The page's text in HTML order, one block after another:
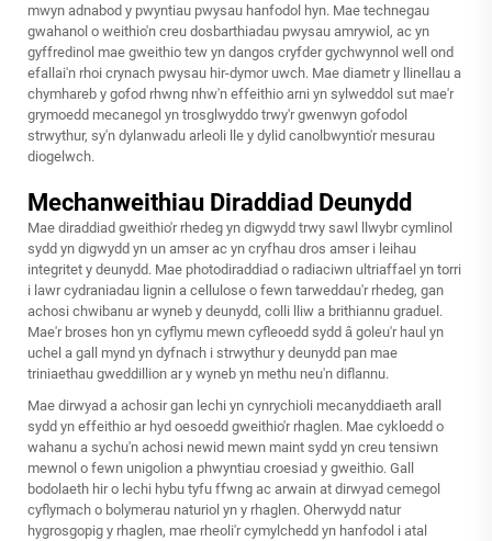
mwyn adnabod y pwyntiau pwysau hanfodol hyn. Mae technegau
gwahanol o weithio'n creu dosbarthiadau pwysau amrywiol, ac yn
gyffredinol mae gweithio tew yn dangos cryfder gychwynnol well ond
efallai'n rhoi crynach pwysau hir-dymor uwch. Mae diametr y llinellau a
chymhareb y gofod rhwng nhw'n effeithio arni yn sylweddol sut mae'r
grymoedd mecanegol yn trosglwyddo trwy'rgwenwyn gofodol
strwythur, sy'n dylanwadu arleoli lle y dylid canolbwyntio'r mesurau
diogelwch.
Mechanweithiau Diraddiad Deunydd
Mae diraddiad gweithio'r rhedeg yn digwydd trwy sawl llwybr cymlinol
sydd yn digwydd yn un amser ac yn cryfhau dros amser i leihau
integritet y deunydd. Mae photodiraddiad o radiaciwn ultriaffael yn torri
i lawr cydraniadau lignin a cellulose o fewn tarweddau'r rhedeg, gan
achosi chwibanu ar wyneb y deunydd, colli lliw a brithiannu graduel.
Mae'r broses hon yn cyflymu mewn cyfleoedd sydd â goleu'r haul yn
uchel a gall mynd yn dyfnach i strwythur y deunydd pan mae
triniaethau gweddillion ar y wyneb yn methu neu'n diflannu.
Mae dirwyad a achosir gan lechi yn cynrychioli mecanyddiaeth arall
sydd yn effeithio ar hyd oesoedd gweithio'r rhaglen. Mae cykloedd o
wahanu a sychu'n achosi newid mewn maint sydd yn creu tensiwn
mewnol o fewn unigolion a phwyntiau croesiad y gweithio. Gall
bodolaeth hir o lechi hybu tyfu ffwng ac arwain at dirwyad cemegol
cyflymach o bolymerau naturiol yn y rhaglen. Oherwydd natur
hygrosgopig y rhaglen, mae rheoli'r cymylchedd yn hanfodol i atal